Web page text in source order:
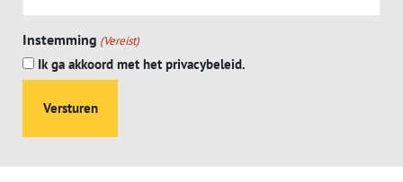
Instemming (Vereist)
Ik ga akkoord met het privacybeleid.